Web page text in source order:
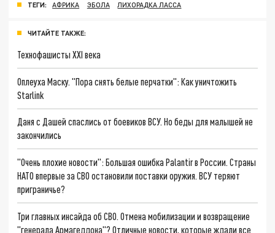
ТЕГИ: АФРИКА ЭБОЛА ЛИХОРАДКА ЛАССА
ЧИТАЙТЕ ТАКЖЕ:
Технофашисты XXI века
Оплеуха Маску. "Пора снять белые перчатки": Как уничтожить
Starlink
Даня с Дашей спаслись от боевиков ВСУ. Но беды для малышей не
закончились
"Очень плохие новости": Большая ошибка Palantir в России. Страны
НАТО впервые за СВО остановили поставки оружия. ВСУ теряют
приграничье?
Три главных инсайда об СВО. Отмена мобилизации и возвращение
"генерала Армагеддона"? Отличные новости, которые ждали все